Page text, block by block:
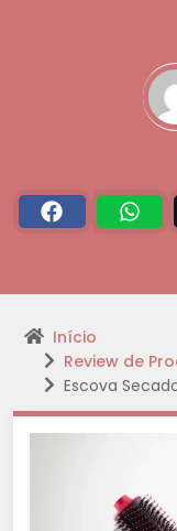
Início
Review de
Escova